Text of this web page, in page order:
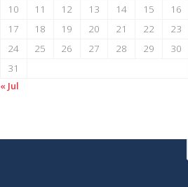
10
11 12 13 14 15
16
17
18 19 20 21 22
23
24
25 26 27 28 29
30
31
« Jul